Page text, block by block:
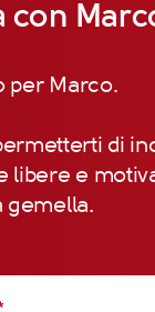
con
per Marco.
di
libere e
gemella.